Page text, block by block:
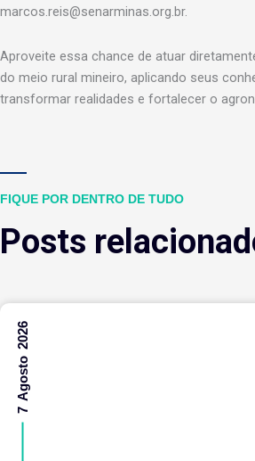
marcos.reis@senarminas.org.br.
Aproveite essa chance de atuar
do meio rural mineiro, aplicando seus
transformar realidades e fortalecer o
FIQUE POR DENTRO DE TUDO
Posts
7 Agosto 2026